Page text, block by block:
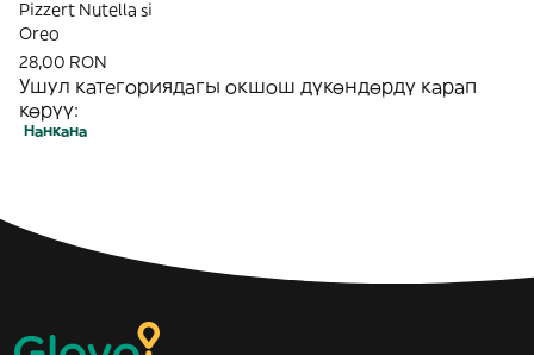
Pizzert Nutella si
Oreo
28,00 RON
Ушул категориядагы окшош дүкөндөрдү карап
көрүү:
Нанкана